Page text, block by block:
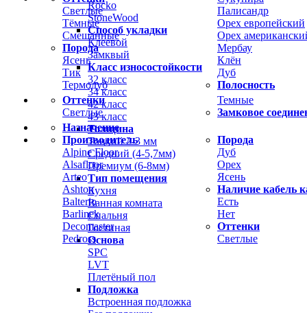
Светлые
Тёмные
Смешанные
Порода
Ясень
Тик
Термодуб
Палисандр
Орех европейский
Орех
Мербау
Клён
Дуб
Полосность
Оттенки
Светлые
Темные
Замковое
Назначение
Производитель
Alpine Floor
Alsafloor
Arteo
Ashton
Balterio
Barlinek
Decomaster
Pedross
Порода
Дуб
Орех
Ясень
Наличие кабель
Есть
Нет
Оттенки
Светлые
Rocko
StoneWood
Способ укладки
Клеевой
Замквый
Класс износостойкости
32 класс
34 класс
42 класс
43 класс
Толщина
Тонкий 2-3 мм
Средний (4-5,7мм)
Премиум (6-8мм)
Тип помещения
Кухня
Ванная комната
Спальня
Гостиная
Основа
SPC
LVT
Плетёный пол
Подложка
Встроенная подложка